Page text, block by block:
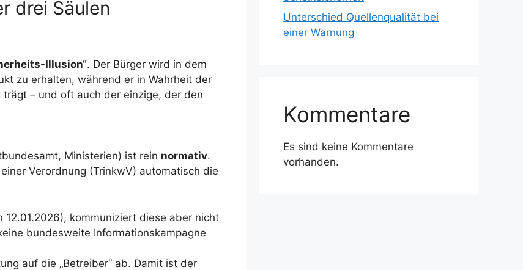
drei Säulen
Illusion“. Der Bürger wird in dem
zu erhalten, während er in Wahrheit der
– und oft auch der einzige, der den
Ministerien) ist rein normativ.
Verordnung (TrinkwV) automatisch die
12.01.2026), kommuniziert diese aber nicht
bundesweite Informationskampagne
auf die „Betreiber“ ab. Damit ist der
Unterschied Quellenqualität bei
einer Warnung
Kommentare
Es sind keine Kommentare
vorhanden.